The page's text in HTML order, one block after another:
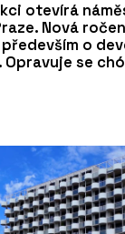
otevírá
Nová
o
se